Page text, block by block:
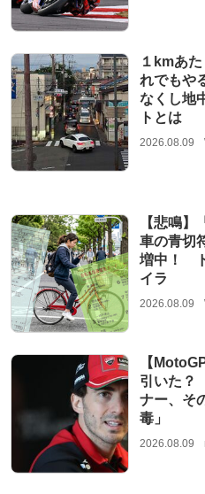
１kmあ
れでもや
なくし地
トとは
2026.08.09
【悲鳴
車の青切
増中！
イラ
2026.08.09
【
引いた？
ナー、そ
毒」
2026.08.09